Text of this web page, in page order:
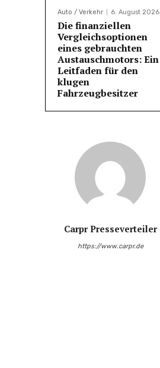
Auto / Verkehr 6. August 2026
Die finanziellen
Vergleichsoptionen
eines gebrauchten
Austauschmotors: Ein
Leitfaden für den
klugen
Fahrzeugbesitzer
Carpr Presseverteiler
https://www.carpr.de